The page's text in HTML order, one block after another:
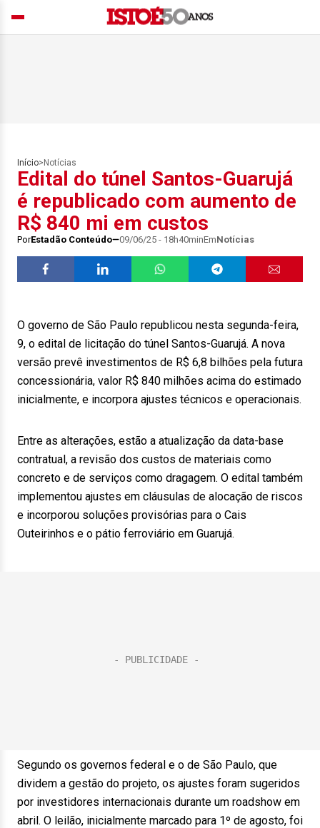
Início> Notícias
Edital do túnel Santos-Guarujá
é republicado com aumento de
R$ 840 mi em custos
PorEstadão Conteúdo 09/06/25 - 18h40minEmNotícias
O governo de São Paulo republicou nesta segunda-feira,
9, o edital de licitação do túnel Santos-Guarujá. A nova
versão prevê investimentos de R$ 6,8 bilhões pela futura
concessionária, valor R$ 840 milhões acima do estimado
inicialmente, e incorpora ajustes técnicos e operacionais.
Entre as alterações, estão a atualização da data-base
contratual, a revisão dos custos de materiais como
concreto e de serviços como dragagem. O edital também
implementou ajustes em cláusulas de alocação de riscos
e incorporou soluções provisórias para o Cais
Outeirinhos e o pátio ferroviário em Guarujá.
Segundo os governos federal e o de São Paulo, que
dividem a gestão do projeto, os ajustes foram sugeridos
por investidores internacionais durante um roadshow em
abril. O leilão, inicialmente marcado para 1º de agosto, foi